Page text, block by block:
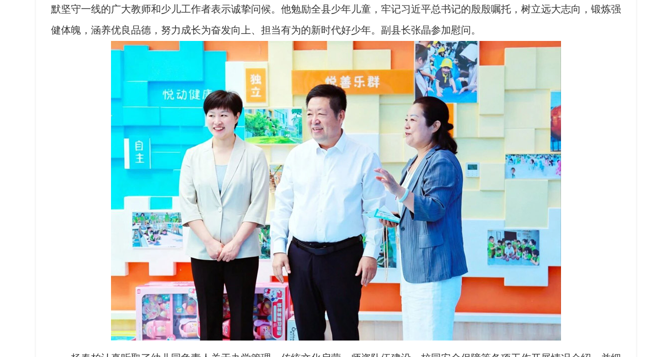
默坚守一线的广大教师和少儿工作者表示诚挚问候。他勉励全县少年儿童，牢记习近平总书记的殷殷嘱托，树立远大志向，锻炼强
健体魄，涵养优良品德，努力成长为奋发向上、担当有为的新时代好少年。副县长张晶参加慰问。